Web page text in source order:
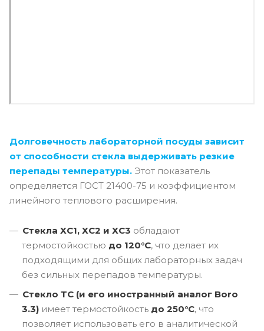
Долговечность лабораторной посуды зависит
от способности стекла выдерживать резкие
перепады температуры. Этот показатель
определяется ГОСТ 21400-75 и коэффициентом
линейного теплового расширения.
Стекла ХС1, ХС2 и ХС3 обладают
термостойкостью до 120°C, что делает их
подходящими для общих лабораторных задач
без сильных перепадов температуры.
Стекло ТС (и его иностранный аналог Boro
3.3) имеет термостойкость до 250°C, что
позволяет использовать его в аналитической